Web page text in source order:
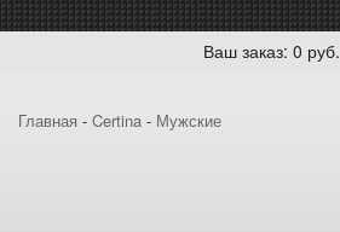
Ваш заказ: 0 руб.
Главная - Certina - Мужские